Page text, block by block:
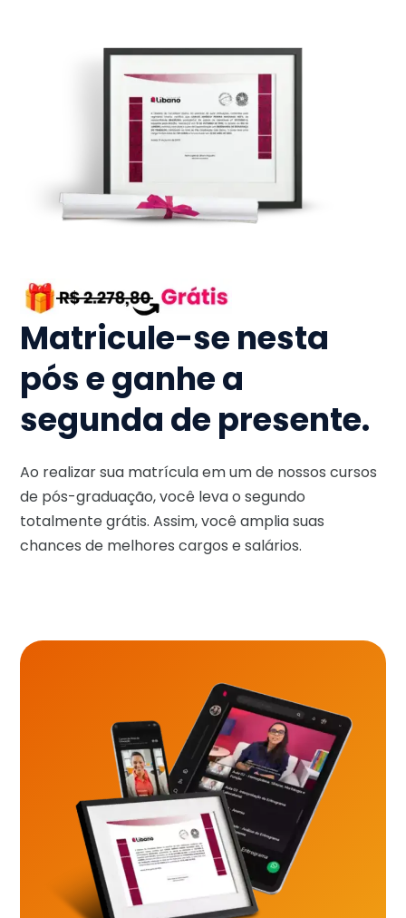
Matricule-se nesta
pós e ganhe a
segunda de presente.
Ao realizar sua matrícula em um de nossos cursos
de pós-graduação, você leva o segundo
totalmente grátis. Assim, você amplia suas
chances de melhores cargos e salários.